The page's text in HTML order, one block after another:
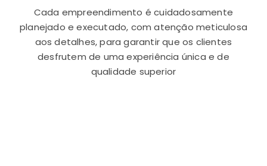
Cada empreendimento é cuidadosamente
planejado e executado, com atenção meticulosa
aos detalhes, para garantir que os clientes
desfrutem de uma experiência única e de
qualidade superior